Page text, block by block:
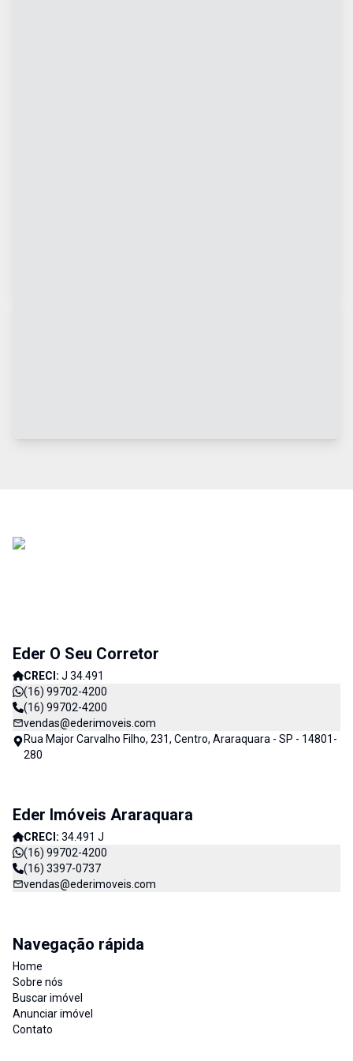
Eder O Seu Corretor
CRECI: J 34.491
(16) 99702-4200
(16) 99702-4200
vendas@ederimoveis.com
Rua Major Carvalho Filho, 231, Centro, Araraquara - SP - 14801-
280
Eder Imóveis Araraquara
CRECI: 34.491 J
(16) 99702-4200
(16) 3397-0737
vendas@ederimoveis.com
Navegação rápida
Home
Sobre nós
Buscar imóvel
Anunciar imóvel
Contato